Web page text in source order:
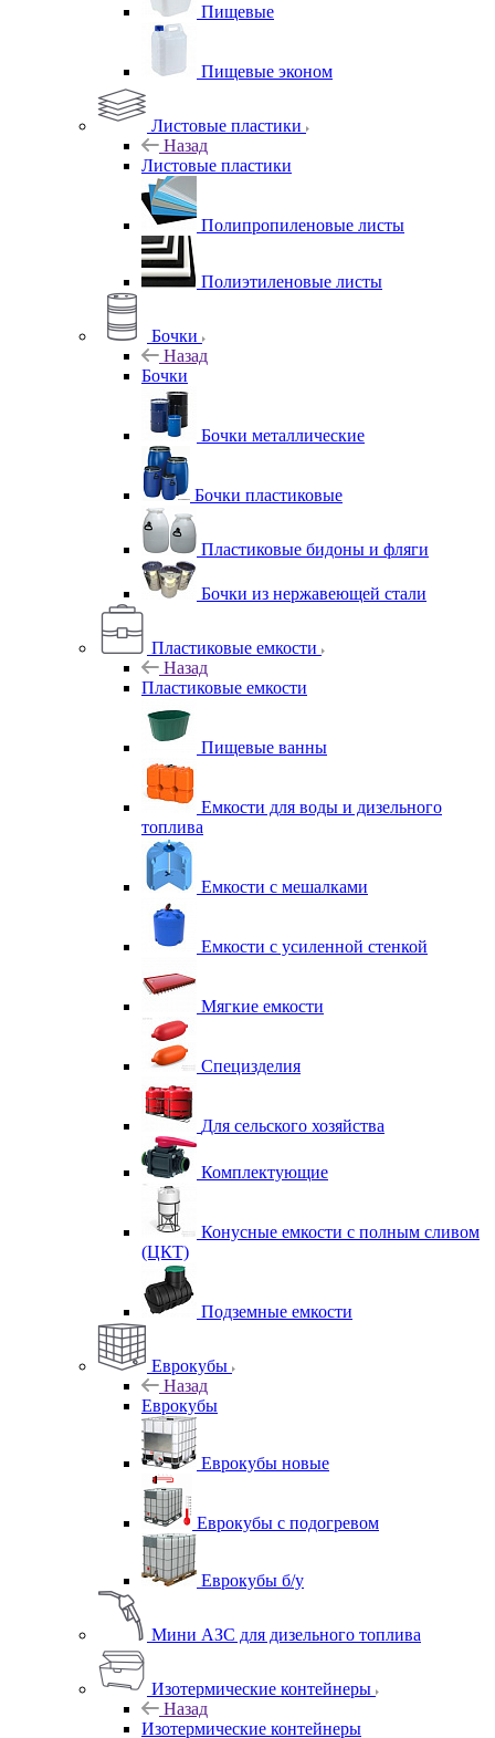
Пищевые
Пищевые эконом
Листовые пластики
Назад
Листовые пластики
Полипропиленовые листы
Полиэтиленовые листы
Бочки
Назад
Бочки
Бочки металлические
Бочки пластиковые
Пластиковые бидоны и фляги
Бочки из нержавеющей стали
Пластиковые емкости
Назад
Пластиковые емкости
Пищевые ванны
Емкости для воды и дизельного
топлива
Емкости с мешалками
Емкости с усиленной стенкой
Мягкие емкости
Специзделия
Для сельского хозяйства
Комплектующие
Конусные емкости с полным сливом
(ЦКТ)
Подземные емкости
Еврокубы
Назад
Еврокубы
Еврокубы новые
Еврокубы с подогревом
Еврокубы б/у
Мини АЗС для дизельного топлива
Изотермические контейнеры
Назад
Изотермические контейнеры